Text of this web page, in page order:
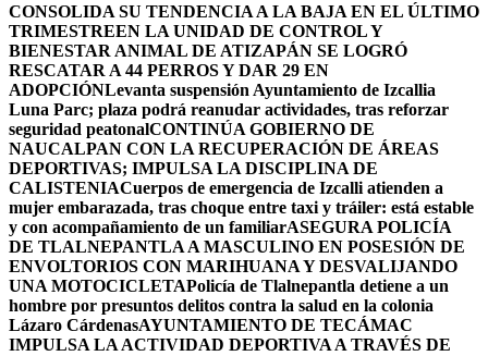
CONSOLIDA SU TENDENCIA A LA BAJA EN EL ÚLTIMO
TRIMESTREEN LA UNIDAD DE CONTROL Y
BIENESTAR ANIMAL DE ATIZAPÁN SE LOGRÓ
RESCATAR A 44 PERROS Y DAR 29 EN
ADOPCIÓNLevanta suspensión Ayuntamiento de Izcallia
Luna Parc; plaza podrá reanudar actividades, tras reforzar
seguridad peatonalCONTINÚA GOBIERNO DE
NAUCALPAN CON LA RECUPERACIÓN DE ÁREAS
DEPORTIVAS; IMPULSA LA DISCIPLINA DE
CALISTENIACuerpos de emergencia de Izcalli atienden a
mujer embarazada, tras choque entre taxi y tráiler: está estable
y con acompañamiento de un familiarASEGURA POLICÍA
DE TLALNEPANTLA A MASCULINO EN POSESIÓN DE
ENVOLTORIOS CON MARIHUANA Y DESVALIJANDO
UNA MOTOCICLETAPolicía de Tlalnepantla detiene a un
hombre por presuntos delitos contra la salud en la colonia
Lázaro CárdenasAYUNTAMIENTO DE TECÁMAC
IMPULSA LA ACTIVIDAD DEPORTIVA A TRAVÉS DE